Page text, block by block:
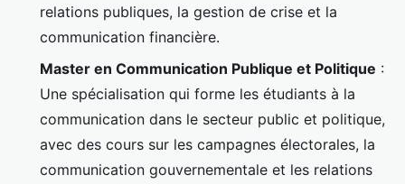
relations publiques, la gestion de crise et la
communication financière.
Master en Communication Publique et Politique :
Une spécialisation qui forme les étudiants à la
communication dans le secteur public et politique,
avec des cours sur les campagnes électorales, la
communication gouvernementale et les relations